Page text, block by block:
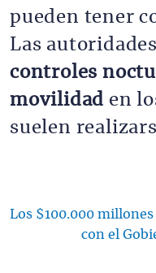
pueden tener
Las
controles
movilidad en
suelen
Los $100.000
con el